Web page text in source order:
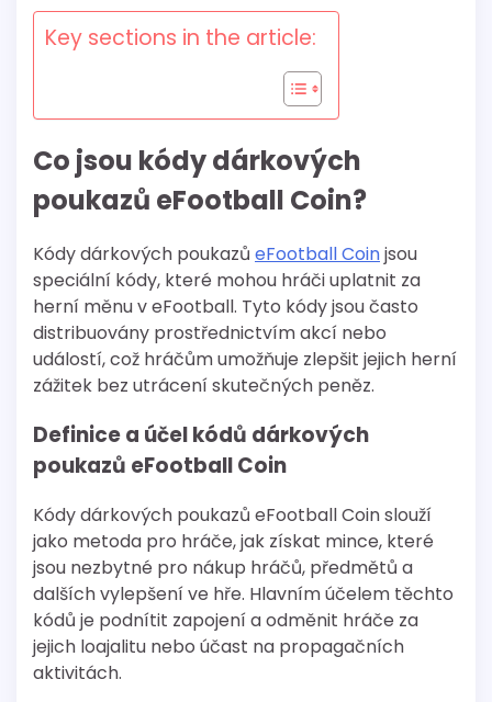
Key sections in the article:
Co jsou kódy dárkových
poukazů eFootball Coin?
Kódy dárkových poukazů eFootball Coinjsou
speciální kódy, které mohou hráči uplatnit za
herní měnu v eFootball. Tyto kódy jsou často
distribuovány prostřednictvím akcí nebo
událostí, což hráčům umožňuje zlepšit jejich herní
zážitek bez utrácení skutečných peněz.
Definice a účel kódů dárkových
poukazů eFootball Coin
Kódy dárkových poukazů eFootball Coin slouží
jako metoda pro hráče, jak získat mince, které
jsou nezbytné pro nákup hráčů, předmětů a
dalších vylepšení ve hře. Hlavním účelem těchto
kódů je podnítit zapojení a odměnit hráče za
jejich loajalitu nebo účast na propagačních
aktivitách.